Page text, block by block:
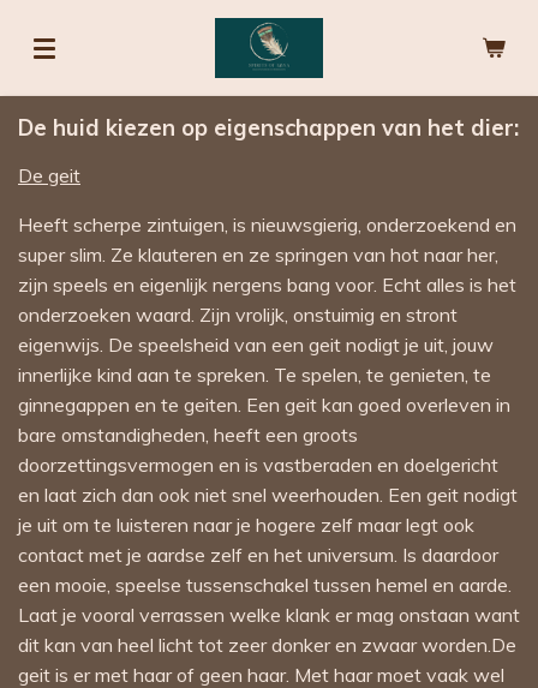
direct
de
De huid kiezen op eigenschappen van het dier:
De geit
Heeft scherpe zintuigen, is nieuwsgierig, onderzoekend en
super slim. Ze klauteren en ze springen van hot naar her,
zijn speels en eigenlijk nergens bang voor. Echt alles is het
onderzoeken waard. Zijn vrolijk, onstuimig en stront
eigenwijs. De speelsheid van een geit nodigt je uit, jouw
innerlijke kind aan te spreken. Te spelen, te genieten, te
ginnegappen en te geiten. Een geit kan goed overleven in
bare omstandigheden, heeft een groots
doorzettingsvermogen en is vastberaden en doelgericht
en laat zich dan ook niet snel weerhouden. Een geit nodigt
je uit om te luisteren naar je hogere zelf maar legt ook
contact met je aardse zelf en het universum. Is daardoor
een mooie, speelse tussenschakel tussen hemel en aarde.
Laat je vooral verrassen welke klank er mag onstaan want
dit kan van heel licht tot zeer donker en zwaar worden.De
geit is er met haar of geen haar. Met haar moet vaak wel